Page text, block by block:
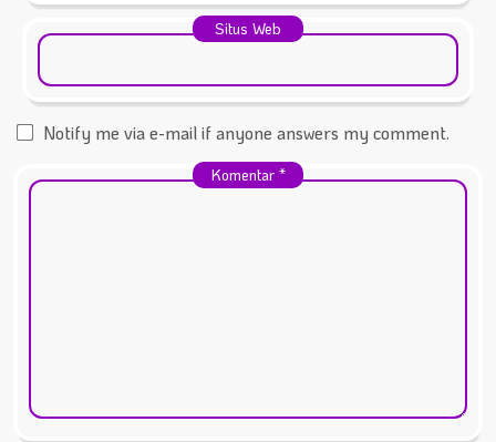
Situs Web
Notify me via e-mail if anyone answers my comment.
Komentar *